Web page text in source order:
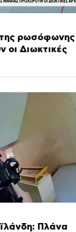
ρωσόφωνης
οι Διωκτικές
Πλάνα